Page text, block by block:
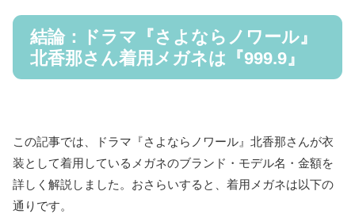
結論：ドラマ『さよならノワール』
北香那さん着用メガネは『999.9』
この記事では、ドラマ『さよならノワール』北香那さんが衣
装として着用しているメガネのブランド・モデル名・金額を
詳しく解説しました。おさらいすると、着用メガネは以下の
通りです。